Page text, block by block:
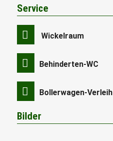
Service
Wickelraum
Behinderten-WC
Bollerwagen-Verleih
Bilder